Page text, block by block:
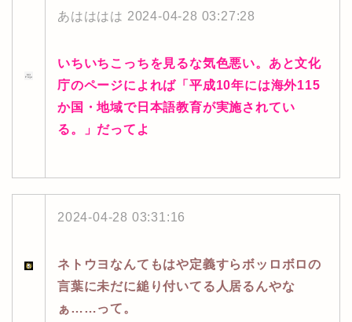
あはははは 2024-04-28 03:27:28
いちいちこっちを見るな気色悪い。あと文化
庁のページによれば「平成10年には海外115
か国・地域で日本語教育が実施されてい
る。」だってよ
2024-04-28 03:31:16
ネトウヨなんてもはや定義すらボッロボロの
言葉に未だに縋り付いてる人居るんやな
ぁ……って。